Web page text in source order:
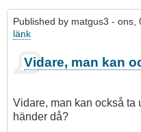
Published by matgus3 - ons,
länk
Vidare, man kan
Vidare, man kan också ta
händer då?